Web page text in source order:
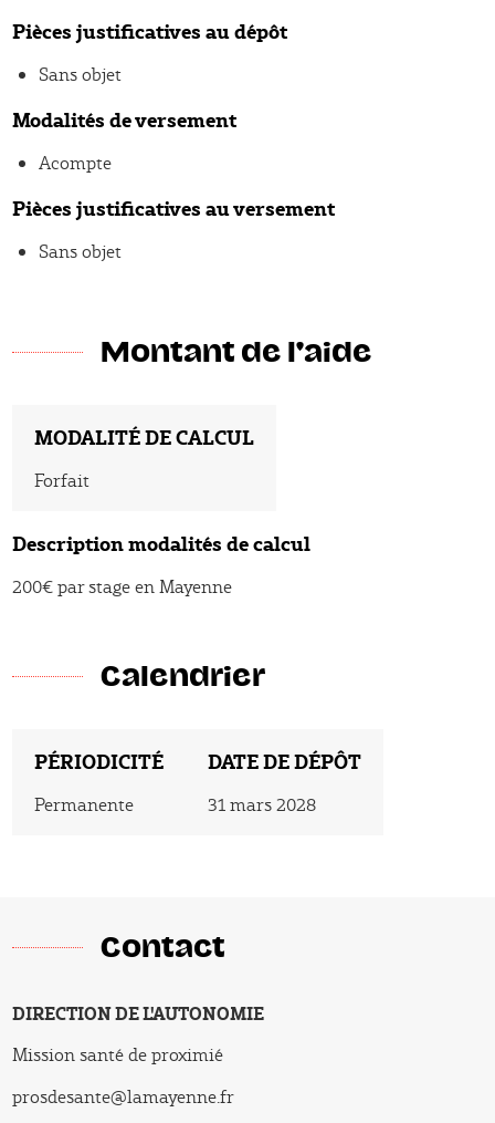
Pièces justificatives au dépôt
Sans objet
Modalités de versement
Acompte
Pièces justificatives au versement
Sans objet
Montant de l'aide
MODALITÉ DE CALCUL
Forfait
Description modalités de calcul
200€ par stage en Mayenne
Calendrier
PÉRIODICITÉ
Permanente
DATE DE DÉPÔT
31 mars 2028
Contact
DIRECTION DE L'AUTONOMIE
Mission santé de proximié
prosdesante@lamayenne.fr